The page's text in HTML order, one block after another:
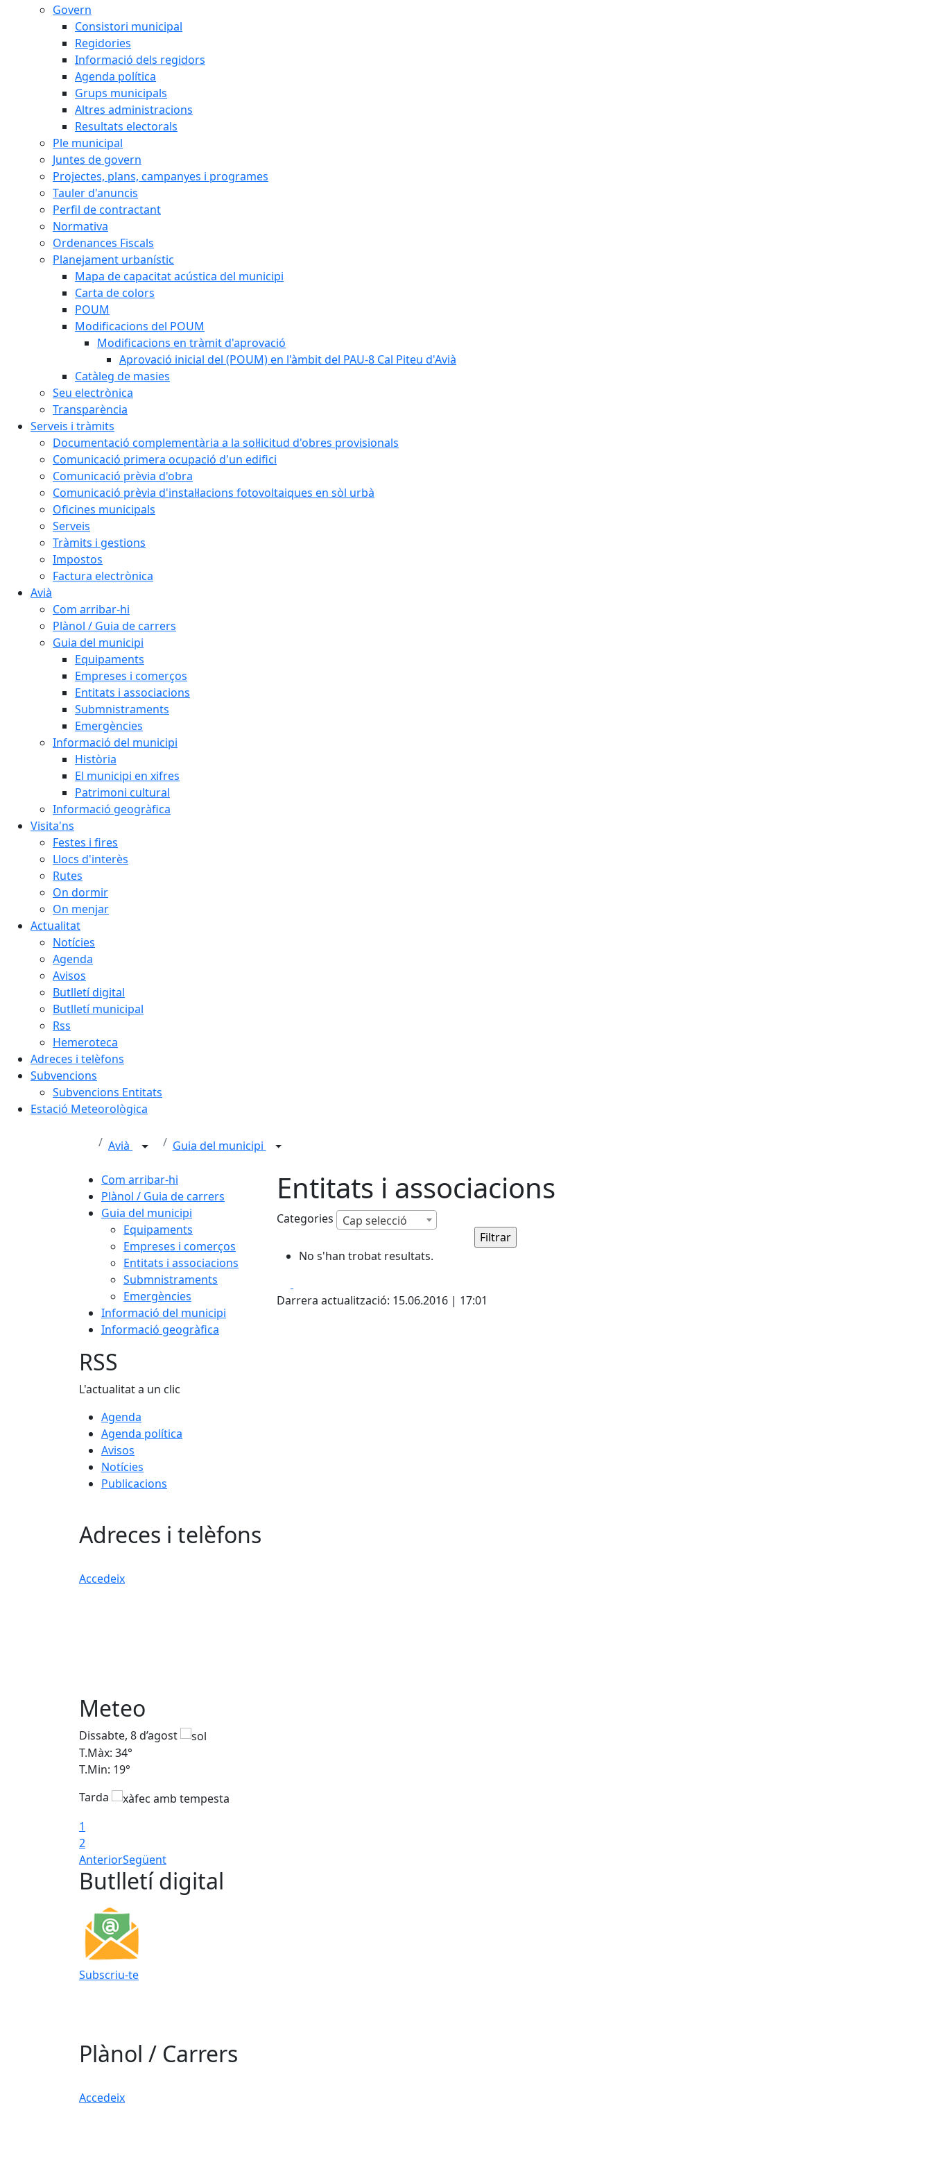
Govern
Consistori municipal
Regidories
Informació dels regidors
Agenda política
Grups municipals
Altres administracions
Resultats electorals
Ple municipal
Juntes de govern
Projectes, plans, campanyes i programes
Tauler d'anuncis
Perfil de contractant
Normativa
Ordenances Fiscals
Planejament urbanístic
Mapa de capacitat acústica del municipi
Carta de colors
POUM
Modificacions del POUM
Modificacions en tràmit d'aprovació
Aprovació inicial del (POUM) en l'àmbit del PAU-8 Cal Piteu d'Avià
Catàleg de masies
Seu electrònica
Transparència
Serveis i tràmits
Documentació complementària a la sol·licitud d'obres provisionals
Comunicació primera ocupació d'un edifici
Comunicació prèvia d'obra
Comunicació prèvia d'instal·lacions fotovoltaiques en sòl urbà
Oficines municipals
Serveis
Tràmits i gestions
Impostos
Factura electrònica
Avià
Com arribar-hi
Plànol / Guia de carrers
Guia del municipi
Equipaments
Empreses i comerços
Entitats i associacions
Submnistraments
Emergències
Informació del municipi
Història
El municipi en xifres
Patrimoni cultural
Informació geogràfica
Visita'ns
Festes i fires
Llocs d'interès
Rutes
On dormir
On menjar
Actualitat
Notícies
Agenda
Avisos
Butlletí digital
Butlletí municipal
Rss
Hemeroteca
Adreces i telèfons
Subvencions
Subvencions Entitats
Estació Meteorològica
Avià Guia del municipi
Com arribar-hi
Plànol / Guia de carrers
Guia del municipi
Equipaments
Empreses i comerços
Entitats i associacions
Submnistraments
Emergències
Informació del municipi
Informació geogràfica
Entitats i associacions
Categories Cap selecció
No s'han trobat resultats.
Darrera actualització: 15.06.2016 | 17:01
RSS
L'actualitat a un clic
Agenda
Agenda política
Avisos
Notícies
Publicacions
Adreces i telèfons
Accedeix
Meteo
Dissabte, 8 d’agost
T.Màx: 34°
T.Min: 19°
Tarda
1
2
AnteriorSegüent
Butlletí digital
Subscriu-te
Plànol / Carrers
Accedeix